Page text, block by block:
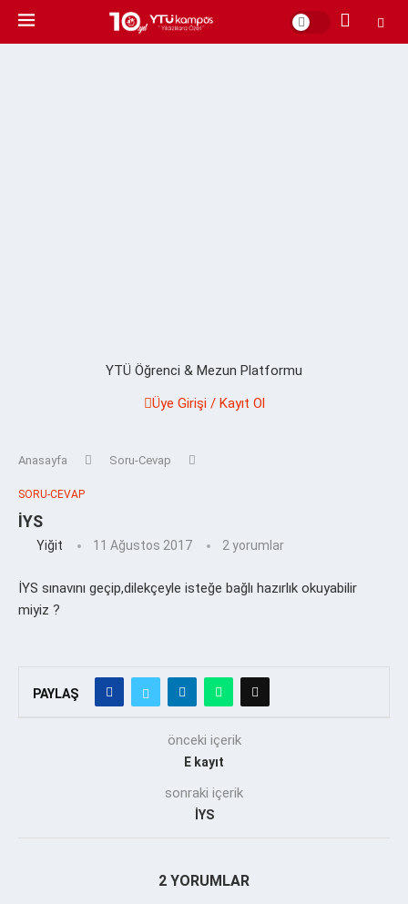
YTÜ Öğrenci & Mezun Platformu
Üye Girişi / Kayıt Ol
Anasayfa Soru-Cevap
SORU-CEVAP
İYS
Yiğit 11 Ağustos 2017 2 yorumlar
İYS sınavını geçip,dilekçeyle isteğe bağlı hazırlık okuyabilir
miyiz ?
PAYLAŞ
önceki içerik
E kayıt
sonraki içerik
İYS
2 YORUMLAR